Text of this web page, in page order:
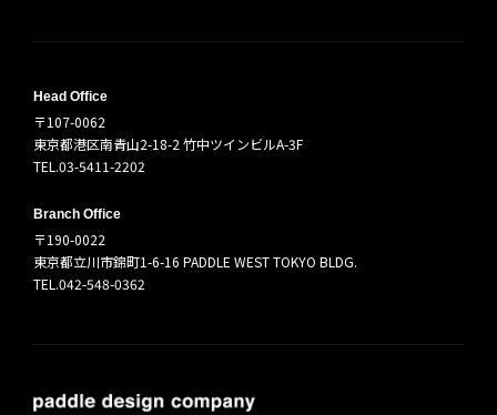
Head Office
〒107-0062
東京都港区南青山2-18-2 竹中ツインビルA-3F
TEL.03-5411-2202
Branch Office
〒190-0022
東京都立川市錦町1-6-16 PADDLE WEST TOKYO BLDG.
TEL.042-548-0362